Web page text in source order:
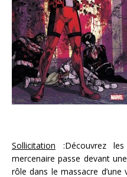
Sollicitation :Découvrez
mercenaire passe devant
rôle dans le massacre